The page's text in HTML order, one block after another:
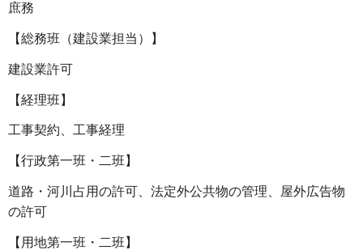
庶務
【総務班（建設業担当）】
建設業許可
【経理班】
工事契約、工事経理
【行政第一班・二班】
道路・河川占用の許可、法定外公共物の管理、屋外広告物
の許可
【用地第一班・二班】